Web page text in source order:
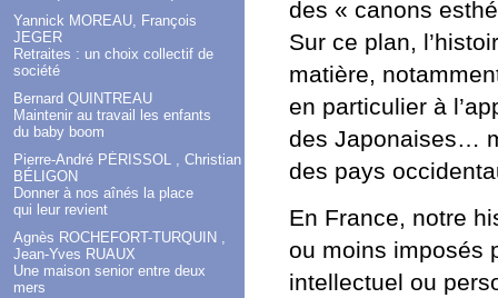
Yannick MOREAU, François
JEGER
Retraites : un choix collectif de
société
Bernard QUINTREAU
Maintenir au travail les enfants
du baby boom
Pierre-André PÉRISSOL , Christian
BÉLIGON
Donner à nos aînés la place
qui leur revient
Agnès ROCHEFORT-TURQUIN ,
Jean-Yves RUAUX
Une maison senior entre deux
mers
des « canons
Sur ce plan,
matière,
en particulier à
des Japonaises…
des pays
En France, notre
ou moins imposés
intellectuel ou